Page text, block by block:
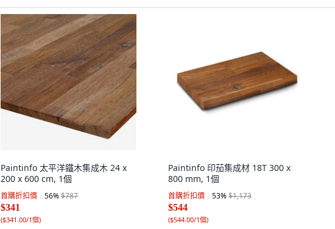
Paintinfo 太平洋鐵木集成木 24 x
200 x 600 cm, 1個
首購折扣價 56%$787
$341
($341.00/1個)
Paintinfo 印茄集成材 18T 300 x
800 mm, 1個
首購折扣價 53%$1,173
$544
($544.00/1個)